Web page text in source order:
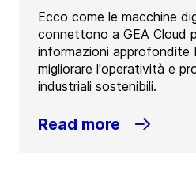
Ecco come le macchine
connettono a GEA Cloud
informazioni approfondite
migliorare l'operatività e
industriali sostenibili.
Read more